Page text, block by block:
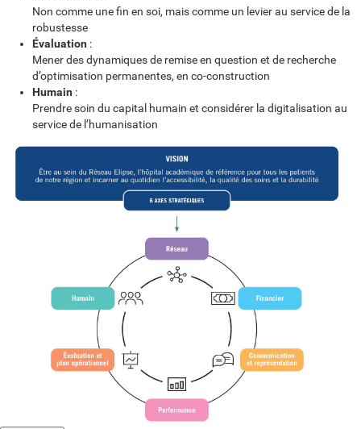
Non comme une fin en soi, mais comme un levier au service de la
robustesse
Évaluation :
Mener des dynamiques de remise en question et de recherche
d’optimisation permanentes, en co-construction
Humain :
Prendre soin du capital humain et considérer la digitalisation au
service de l’humanisation